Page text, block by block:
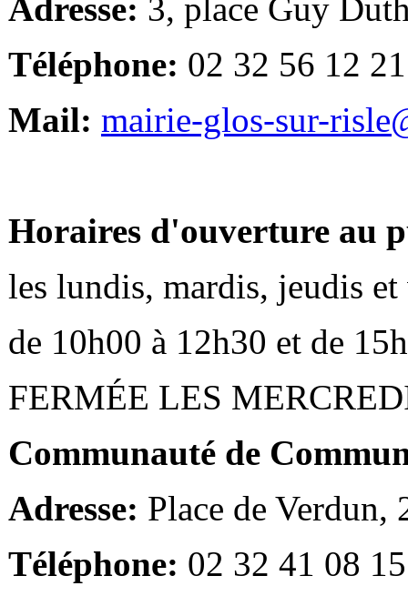
Adresse: 3, place Guy
Téléphone: 02 32 56 12 21
Mail: mairie-glos-sur-
Horaires d'ouverture au
les lundis, mardis, jeudis et
de 10h00 à 12h30 et de
FERMÉE LES
Communauté de
Adresse: Place de Verdun,
Téléphone: 02 32 41 08 15